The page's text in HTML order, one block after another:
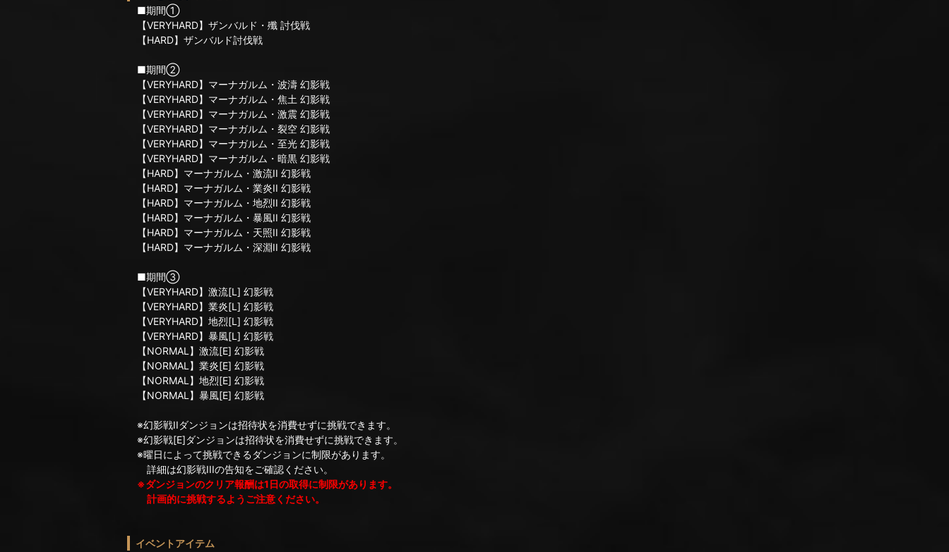
■期間①
【VERYHARD】ザンバルド・殲 討伐戦
【HARD】ザンバルド討伐戦
■期間②
【VERYHARD】マーナガルム・波濤 幻影戦
【VERYHARD】マーナガルム・焦土 幻影戦
【VERYHARD】マーナガルム・激震 幻影戦
【VERYHARD】マーナガルム・裂空 幻影戦
【VERYHARD】マーナガルム・至光 幻影戦
【VERYHARD】マーナガルム・暗黒 幻影戦
【HARD】マーナガルム・激流II 幻影戦
【HARD】マーナガルム・業炎II 幻影戦
【HARD】マーナガルム・地烈II 幻影戦
【HARD】マーナガルム・暴風II 幻影戦
【HARD】マーナガルム・天照II 幻影戦
【HARD】マーナガルム・深淵II 幻影戦
■期間③
【VERYHARD】激流[L] 幻影戦
【VERYHARD】業炎[L] 幻影戦
【VERYHARD】地烈[L] 幻影戦
【VERYHARD】暴風[L] 幻影戦
【NORMAL】激流[E] 幻影戦
【NORMAL】業炎[E] 幻影戦
【NORMAL】地烈[E] 幻影戦
【NORMAL】暴風[E] 幻影戦
※幻影戦IIダンジョンは招待状を消費せずに挑戦できます。
※幻影戦[E]ダンジョンは招待状を消費せずに挑戦できます。
※曜日によって挑戦できるダンジョンに制限があります。
詳細は幻影戦IIIの告知をご確認ください。
※ダンジョンのクリア報酬は1日の取得に制限があります。
計画的に挑戦するようご注意ください。
イベントアイテム